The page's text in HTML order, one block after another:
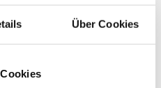
Über Cookies
regelmäßig